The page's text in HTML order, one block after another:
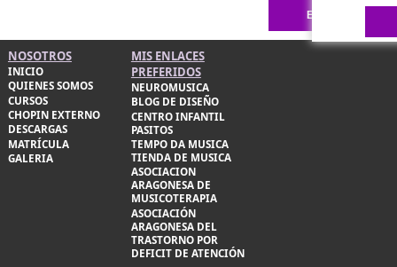
NOSOTROS
INICIO
QUIENES SOMOS
CURSOS
CHOPIN EXTERNO
DESCARGAS
MATRÍCULA
GALERIA
MIS ENLACES
PREFERIDOS
NEUROMUSICA
BLOG DE DISEÑO
CENTRO INFANTIL
PASITOS
TEMPO DA MUSICA
TIENDA DE MUSICA
ASOCIACION
ARAGONESA DE
MUSICOTERAPIA
ASOCIACIÓN
ARAGONESA DEL
TRASTORNO POR
DEFICIT DE ATENCIÓN